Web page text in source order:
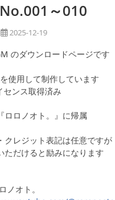
～010
2025-12-19
のダウンロードページです
使用して制作しています
ンス取得済み
ロロノオト。』に帰属
クレジット表記は任意ですが
ただけると励みになります
ノオト。